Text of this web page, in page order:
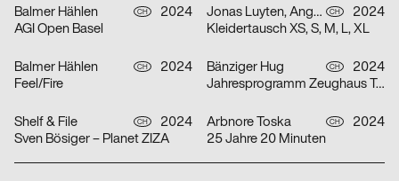
Balmer Hählen CH
2024
AGI Open Basel
Jonas Luyten, Angel Zahner CH
2024
Kleidertausch XS, S, M, L, XL
Balmer Hählen CH
2024
Feel/Fire
Bänziger Hug CH
2024
Jahresprogramm Zeughaus Teufen 2024
Shelf & File CH
2024
Sven Bösiger – Planet ZIZA
Arbnore Toska CH
2024
25 Jahre 20 Minuten